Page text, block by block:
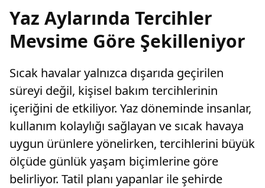
Yaz Aylarında Tercihler
Mevsime Göre Şekilleniyor
Sıcak havalar yalnızca dışarıda geçirilen
süreyi değil, kişisel bakım tercihlerinin
içeriğini de etkiliyor. Yaz döneminde insanlar,
kullanım kolaylığı sağlayan ve sıcak havaya
uygun ürünlere yönelirken, tercihlerini büyük
ölçüde günlük yaşam biçimlerine göre
belirliyor. Tatil planı yapanlar ile şehirde